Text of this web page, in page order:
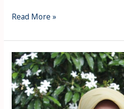
Read More »
Husnayain